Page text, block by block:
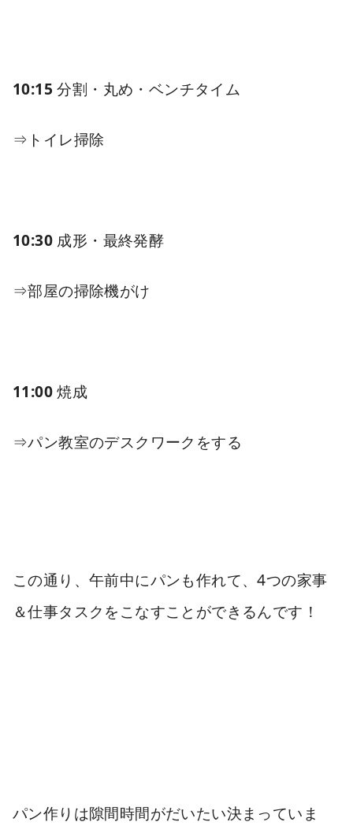
10:15 分割・丸め・ベンチタイム
⇒ トイレ掃除
10:30 成形・最終発酵
⇒部屋の掃除機がけ
11:00焼成
⇒パン教室のデスクワークをする
この通り、 午前中にパンも作れて、4つの家事
＆仕事タスクをこなすことができるんです ！
パン作りは隙間時間がだいたい決まっていま